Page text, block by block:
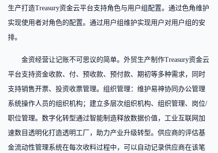
生产打造Treasury资金云平台支持角色与用户组配置。通过色角维护
实现使用者对角色的配置。通过用户组维护实现用户对用户组的安
排。
金资经营让记账不可思议的简单。外贸生产制作Treasury资金云
平台支持资金收款、付、预收款、预付款、期初等多种需求，同时
支持销售开票、投资收票管理。组织管理：维护易神协同办公管理
系统操作人员的组织机构；建立多层次组织机构、组织管理、岗位/
职位管理。数字化转型通过智能制造释放数据价值，工业互联网加
速数目透明化打造透明工厂，助力产业升级转型。供应商的评估基
金流动性管理系统在每次收料过程中，可以自动记录供应商在该笔